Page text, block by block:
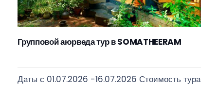
Групповой аюрведа тур в SOMATHEERAM
Даты с 01.07.2026 -16.07.2026 Стоимость тура